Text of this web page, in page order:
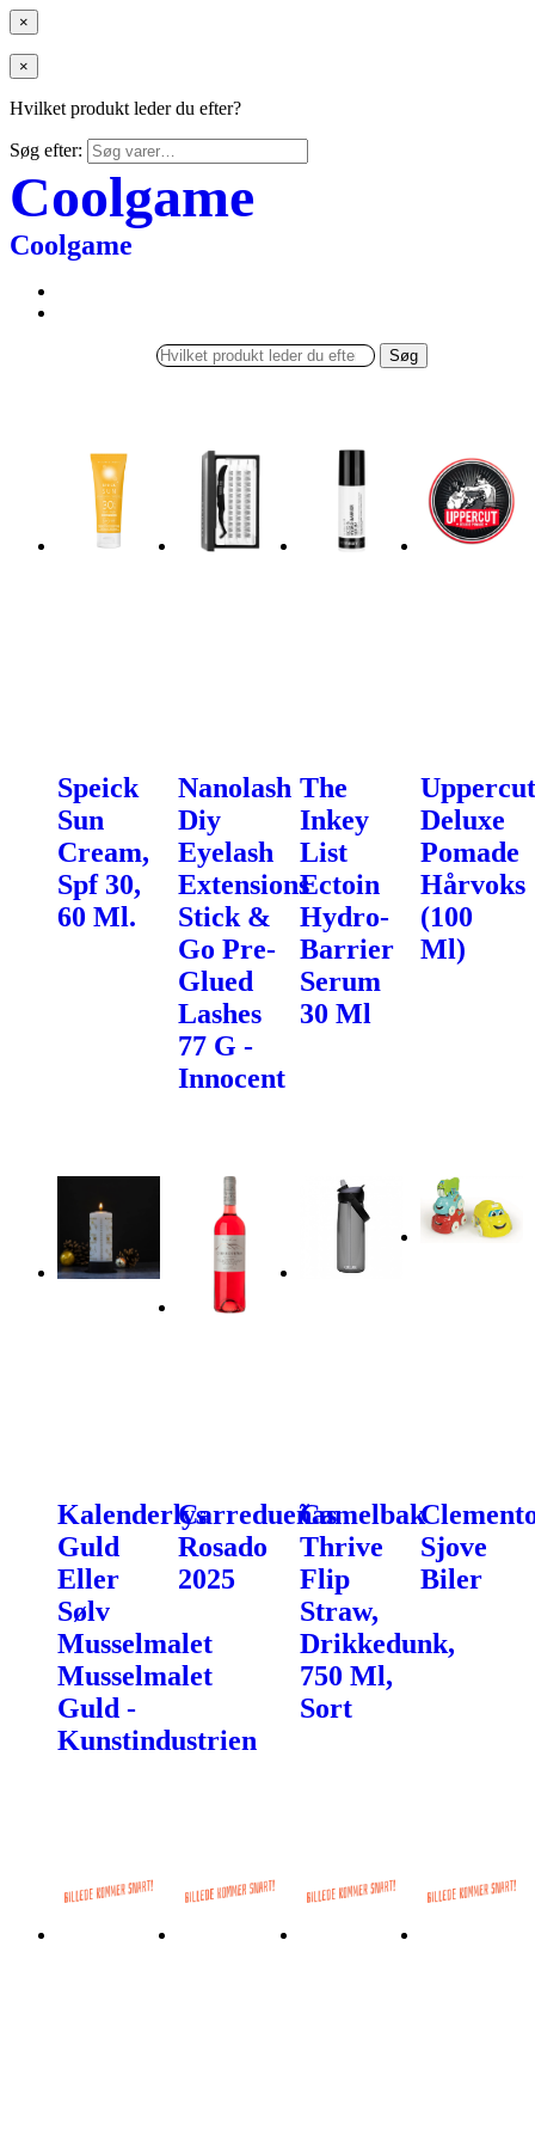
×
×
Hvilket produkt leder du efter?
Søg efter:
Coolgame
Coolgame
Søg
Speick
Sun
Cream,
Spf 30,
60 Ml.
Nanolash
Diy
Eyelash
Extensions
Stick &
Go Pre-
Glued
Lashes
77 G -
Innocent
The
Inkey
List
Ectoin
Hydro-
Barrier
Serum
30 Ml
Uppercut
Deluxe
Pomade
Hårvoks
(100
Ml)
Kalenderlys
Guld
Eller
Sølv
Musselmalet
Musselmalet
Guld -
Kunstindustrien
Carredueñas
Rosado
2025
Camelbak
Thrive
Flip
Straw,
Drikkedunk,
750 Ml,
Sort
Sjove
Biler